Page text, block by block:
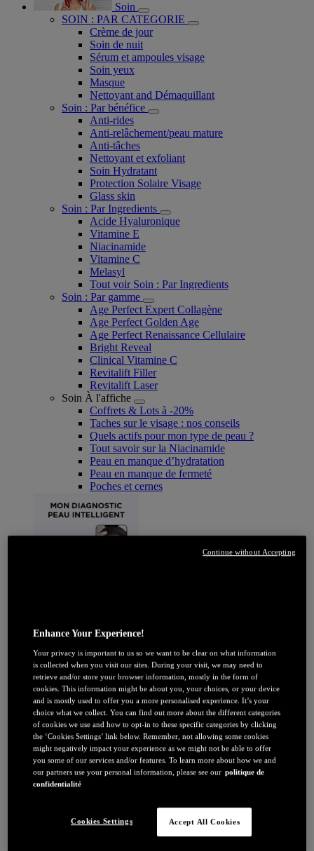
Soin
SOIN : PAR CATEGORIE
Crème de jour
Soin de nuit
Sérum et ampoules visage
Soin yeux
Masque
Nettoyant and Démaquillant
Soin : Par bénéfice
Anti-rides
Anti-relâchement/peau mature
Anti-tâches
Nettoyant et exfoliant
Soin Hydratant
Protection Solaire Visage
Glass skin
Soin : Par Ingredients
Acide Hyaluronique
Vitamine E
Niacinamide
Vitamine C
Melasyl
Tout voir Soin : Par Ingredients
Soin : Par gamme
Age Perfect Expert Collagène
Age Perfect Golden Age
Age Perfect Renaissance Cellulaire
Bright Reveal
Clinical Vitamine C
Revitalift Filler
Revitalift Laser
Soin À l'affiche
Coffrets & Lots à -20%
Taches sur le visage : nos conseils
Quels actifs pour mon type de peau ?
Tout savoir sur la Niacinamide​
Peau en manque d’hydratation
Peau en manque de fermeté
Poches et cernes
Par couleur
Blonde
Châtain
Brune / Noire
Rousse / Auburn
Eclaircissant
Tie & dye et balayage
Retouche racines
Flashy
Par durée
Coloration : Par gamme
Age Perfect
Enhance Your Experience!
Your privacy is important to us so we want to be clear on what information
is collected when you visit our sites. During your visit, we may need to
retrieve and/or store your browser information, mostly in the form of
cookies. This information might be about you, your choices, or your device
and is mostly used to offer you a more personalised experience. It’s your
choice what we collect. You can find out more about the different categories
of cookies we use and how to opt-in to these specific categories by clicking
the ‘Cookies Settings’ link below. Remember, not allowing some cookies
might negatively impact your experience as we might not be able to offer
you some of our services and/or features. To learn more about how we and
our partners use your personal information, please see our politique de
confidentialité
Cookies Settings Accept All Cookies
Continue without Accepting